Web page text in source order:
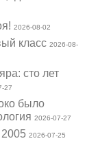
2026-08-02
класс2026-08-
сто лет
27
было
2026-07-27
20052026-07-25